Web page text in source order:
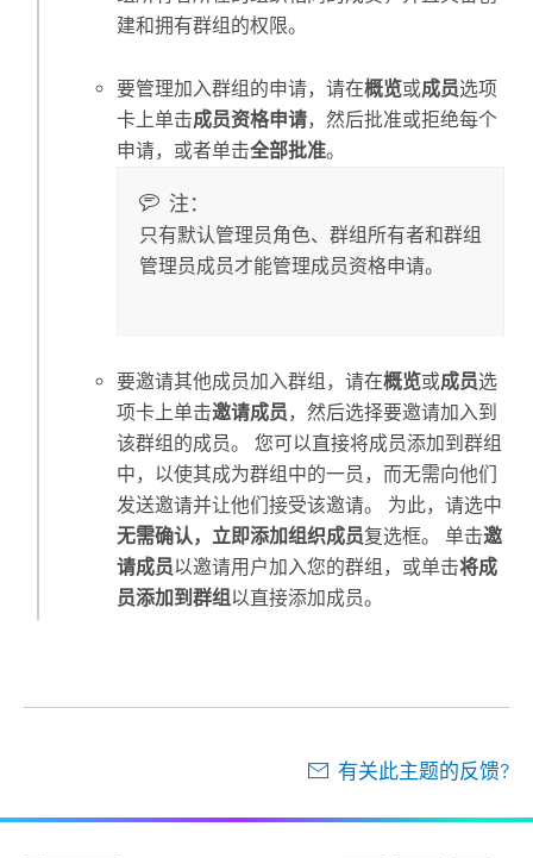
建和拥有群组的权限。
要管理加入群组的申请，请在概览或成员选项
卡上单击成员资格申请，然后批准或拒绝每个
申请，或者单击全部批准。
注：
只有默认管理员角色、群组所有者和群组
管理员成员才能管理成员资格申请。
要邀请其他成员加入群组，请在概览或成员选
项卡上单击邀请成员，然后选择要邀请加入到
该群组的成员。 您可以直接将成员添加到群组
中，以使其成为群组中的一员，而无需向他们
发送邀请并让他们接受该邀请。 为此，请选中
无需确认，立即添加组织成员复选框。 单击邀
请成员以邀请用户加入您的群组，或单击将成
员添加到群组以直接添加成员。
有关此主题的反馈?